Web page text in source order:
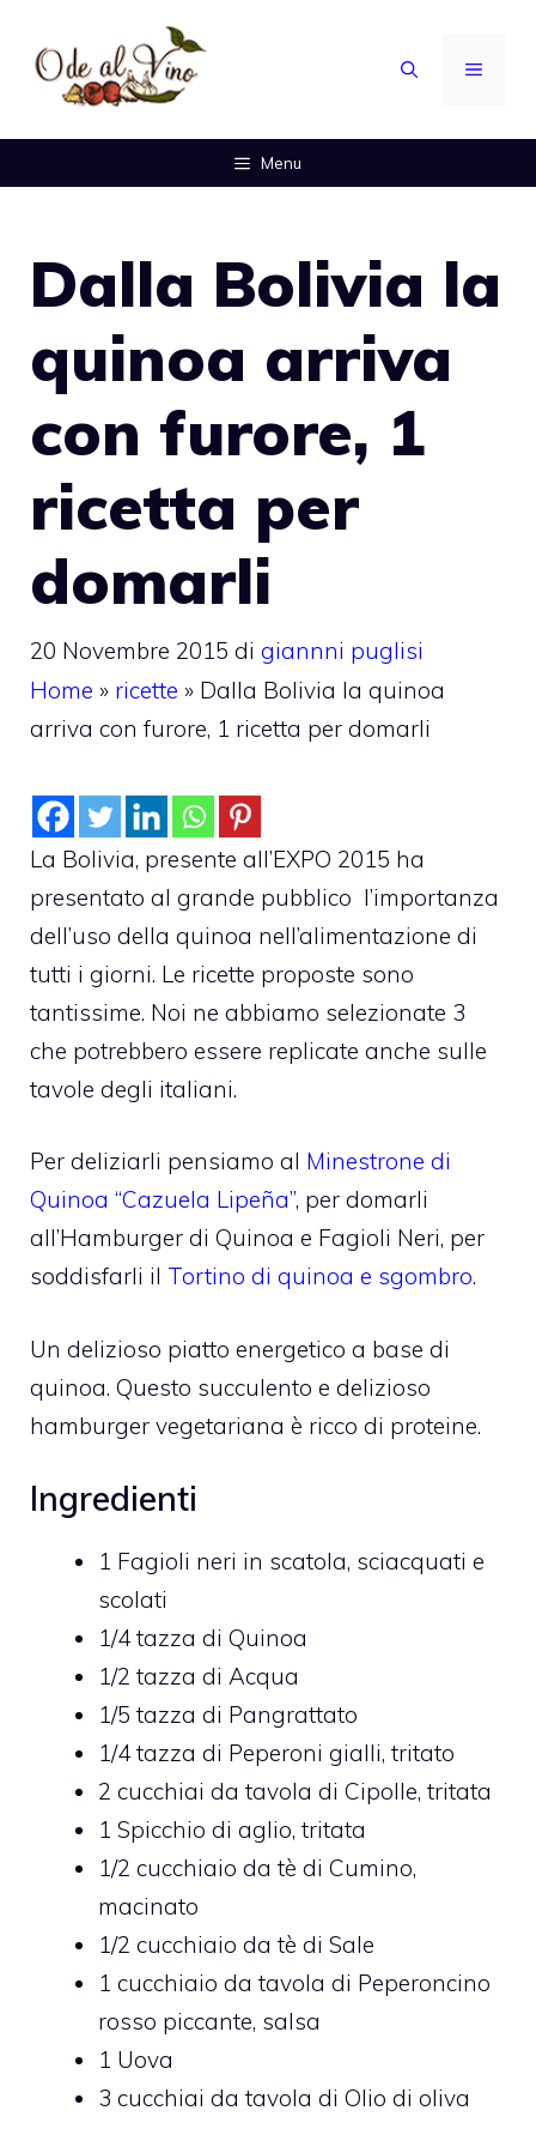
contenuto
MENU
Menu
Dalla Bolivia la
quinoa arriva
con furore, 1
ricetta per
domarli
20 Novembre 2015 di giannni puglisi
Home » ricette » Dalla Bolivia la quinoa
arriva con furore, 1 ricetta per domarli
La Bolivia, presente all’EXPO 2015 ha
presentato al grande pubblico l’importanza
dell’uso della quinoa nell’alimentazione di
tutti i giorni. Le ricette proposte sono
tantissime. Noi ne abbiamo selezionate 3
che potrebbero essere replicate anche sulle
tavole degli italiani.
Per deliziarli pensiamo al Minestrone di
Quinoa “Cazuela Lipeña”, per domarli
all’Hamburger di Quinoa e Fagioli Neri, per
soddisfarli il Tortino di quinoa e sgombro.
Un delizioso piatto energetico a base di
quinoa. Questo succulento e delizioso
hamburger vegetariana è ricco di proteine.
Ingredienti
1 Fagioli neri in scatola, sciacquati e
scolati
1/4 tazza di Quinoa
1/2 tazza di Acqua
1/5 tazza di Pangrattato
1/4 tazza di Peperoni gialli, tritato
2 cucchiai da tavola di Cipolle, tritata
1 Spicchio di aglio, tritata
1/2 cucchiaio da tè di Cumino,
macinato
1/2 cucchiaio da tè di Sale
1 cucchiaio da tavola di Peperoncino
rosso piccante, salsa
1 Uova
3 cucchiai da tavola di Olio di oliva